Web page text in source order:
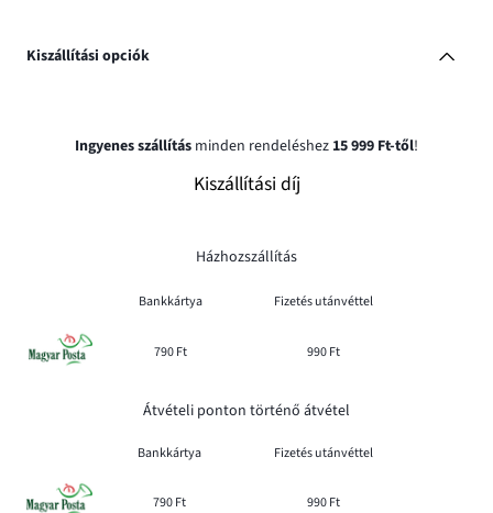
Kiszállítási opciók
Ingyenes szállítás minden rendeléshez 15 999 Ft-től!
Kiszállítási díj
Házhozszállítás
Bankkártya Fizetés utánvéttel
790 Ft 990 Ft
Átvételi ponton történő átvétel
Bankkártya Fizetés utánvéttel
790 Ft 990 Ft